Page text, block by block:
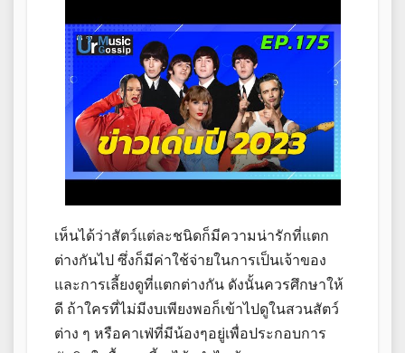
เห็นได้ว่าสัตว์แต่ละชนิดก็มีความน่ารักที่แตก
ต่างกันไป ซึ่งก็มีค่าใช้จ่ายในการเป็นเจ้าของ
และการเลี้ยงดูที่แตกต่างกัน ดังนั้นควรศึกษาให้
ดี ถ้าใครที่ไม่มีงบเพียงพอก็เข้าไปดูในสวนสัตว์
ต่าง ๆ หรือคาเฟ่ที่มีน้องๆอยู่เพื่อประกอบการ